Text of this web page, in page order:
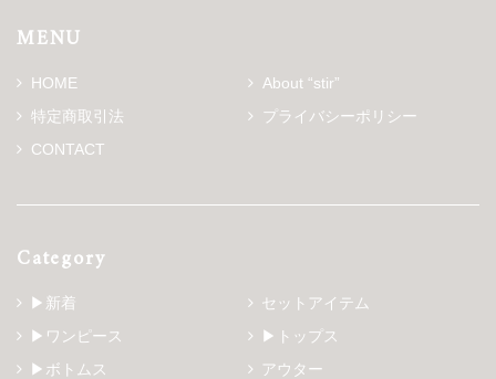
MENU
HOME
About “stir”
特定商取引法
プライバシーポリシー
CONTACT
Category
▶新着
セットアイテム
▶ワンピース
▶トップス
▶ボトムス
アウター